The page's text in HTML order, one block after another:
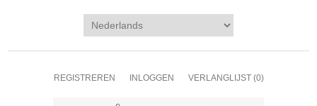
REGISTREREN INLOGGEN VERLANGLIJST (0)